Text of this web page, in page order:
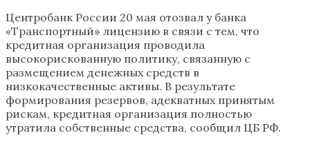
Центробанк России 20 мая отозвал у банка
«Транспортный» лицензию в связи с тем, что
кредитная организация проводила
высокорискованную политику, связанную с
размещением денежных средств в
низкокачественные активы. В результате
формирования резервов, адекватных принятым
рискам, кредитная организация полностью
утратила собственные средства, сообщил ЦБ РФ.